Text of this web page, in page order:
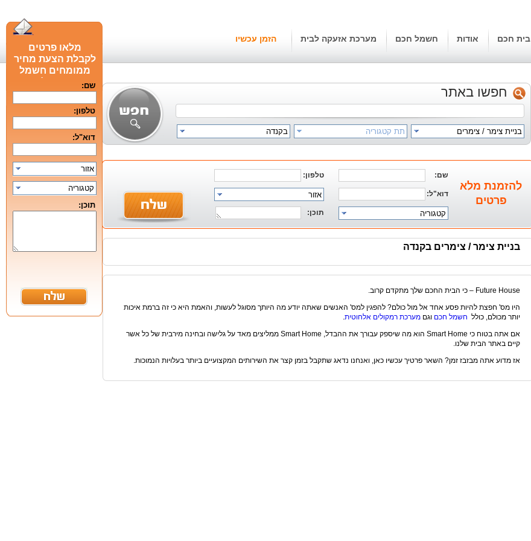
בית חכם אודות חשמל חכם מערכת אזעקה לבית הזמן עכשיו
חפשו באתר
בניית צימר / צימרים תת קטגוריה בקנדה
להזמנת מלא
פרטים
שם: טלפון:
דוא"ל: אזור
קטגוריה תוכן:
בניית צימר / צימרים בקנדה
Future House – כי הבית החכם שלך מתקדם קרוב.
היו מס' חפצת להיות פסע אחד אל מול כולם? להפגין למס' האנשים שאתה יודע מה היותך מסוגל לעשות, והאמת היא כי זה ברמת איכות
יותר מכולם, כולל חשמל חכם וגם מערכת רמקולים אלחוטית.
אם אתה בטוח כי Smart Home הוא מה שיספק עבורך את ההבדל, Smart Home ממליצים מאד על גלישה ובחינה מירבית של כל אשר
קיים באתר הבית שלנו.
אז מדוע אתה מבזבז זמן? השאר פרטיך עכשיו כאן, ואנחנו נדאג שתקבל בזמן קצר את השירותים המקצועיים ביותר בעלויות הנמוכות.
מלאו פרטים
לקבלת הצעת מחיר
ממומחים חשמל
חכם מומלציםשם:
טלפון:
דוא"ל:
אזור
קטגוריה
תוכן: